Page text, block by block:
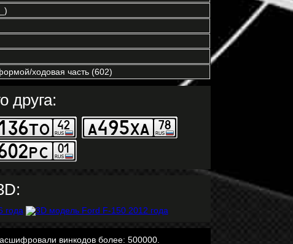
ходовая часть (602)
друга:
винкодов более: 500000.